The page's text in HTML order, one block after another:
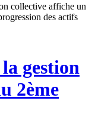
collective affiche un
des actifs
gestion
2ème